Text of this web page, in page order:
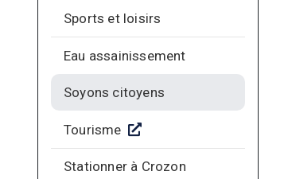
Sports et loisirs
Eau assainissement
Soyons citoyens
Tourisme
Stationner à Crozon